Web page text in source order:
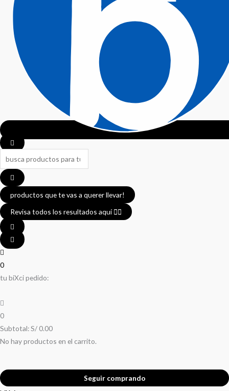
productos que te vas a querer llevar!
Revisa todos los resultados aquí 👈🏼
0
tu biXci pedido:
0
Subtotal:S/ 0.00
No hay productos en el carrito.
Seguir comprando